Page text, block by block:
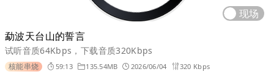
现场
勐波天台山的誓言
试听音质64Kbps，下载音质320Kbps
核能串烧 59:13 135.54MB 2026/06/04 320 Kbps